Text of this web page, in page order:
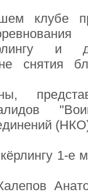
клубе
и
снятия
1-е